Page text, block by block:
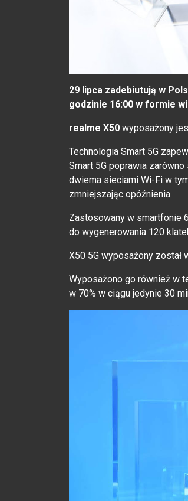
29 lipca zadebiutują w
godzinie 16:00 w formie
realme X50 wyposażony
Technologia Smart 5G
Smart 5G poprawia
dwiema sieciami Wi-Fi w
zmniejszając opóźnienia.
Zastosowany w smartfonie
do wygenerowania 120
X50 5G wyposażony został
Wyposażono go również w
w 70% w ciągu jedynie 30